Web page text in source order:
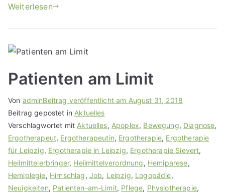
Weiterlesen
Patienten am Limit
Von adminBeitrag veröffentlicht am August 31, 2018
Beitrag gepostet in Aktuelles
Verschlagwortet mit Aktuelles, Apoplex, Bewegung, Diagnose,
Ergotherapeut, Ergotherapeutin, Ergotherapie, Ergotherapie
für Leipzig, Ergotherapie in Leipzig, Ergotherapie Sievert,
Heilmittelerbringer, Heilmittelverordnung, Hemiparese,
Hemiplegie, Hirnschlag, Job, Leipzig, Logopädie,
Neuigkeiten, Patienten-am-Limit, Pflege, Physiotherapie,